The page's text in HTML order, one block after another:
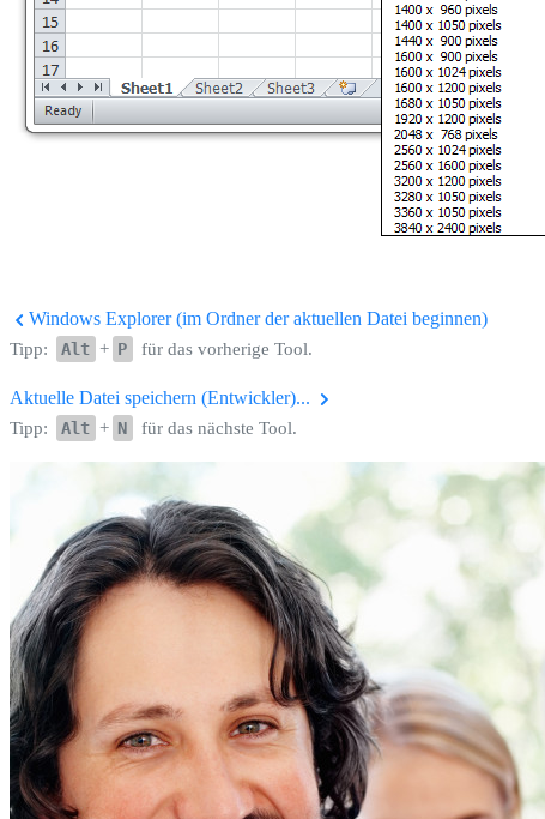
Windows Explorer (im Ordner der aktuellen Datei beginnen)
Tipp: Alt + P für das vorherige Tool.
Aktuelle Datei speichern (Entwickler)...
Tipp: Alt + N für das nächste Tool.